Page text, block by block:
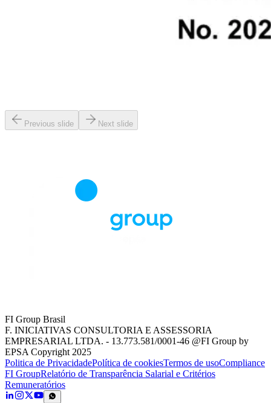
Previous slide Next slide
FI Group Brasil
F. INICIATIVAS CONSULTORIA E ASSESSORIA
EMPRESARIAL LTDA. - 13.773.581/0001-46 @FI Group by
EPSA Copyright 2025
Politica de PrivacidadePolítica de cookiesTermos de usoCompliance
FI GroupRelatório de Transparência Salarial e Critérios
Remuneratórios